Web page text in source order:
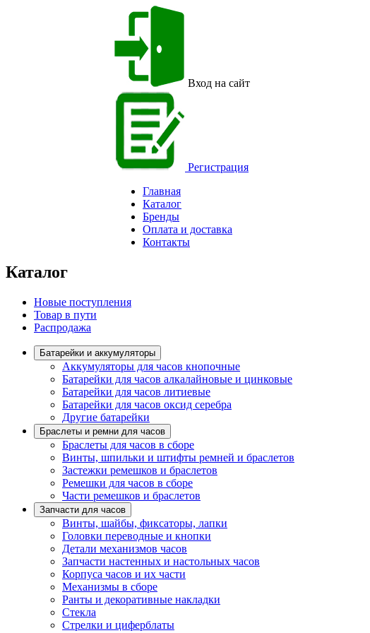
Вход на сайт
Регистрация
Главная
Каталог
Бренды
Оплата и доставка
Контакты
Каталог
Новые поступления
Товар в пути
Распродажа
Батарейки и аккумуляторы
Аккумуляторы для часов кнопочные
Батарейки для часов алкалайновые и цинковые
Батарейки для часов литиевые
Батарейки для часов оксид серебра
Другие батарейки
Браслеты и ремни для часов
Браслеты для часов в сборе
Винты, шпильки и штифты ремней и браслетов
Застежки ремешков и браслетов
Ремешки для часов в сборе
Части ремешков и браслетов
Запчасти для часов
Винты, шайбы, фиксаторы, лапки
Головки переводные и кнопки
Детали механизмов часов
Запчасти настенных и настольных часов
Корпуса часов и их части
Механизмы в сборе
Ранты и декоративные накладки
Стекла
Стрелки и циферблаты